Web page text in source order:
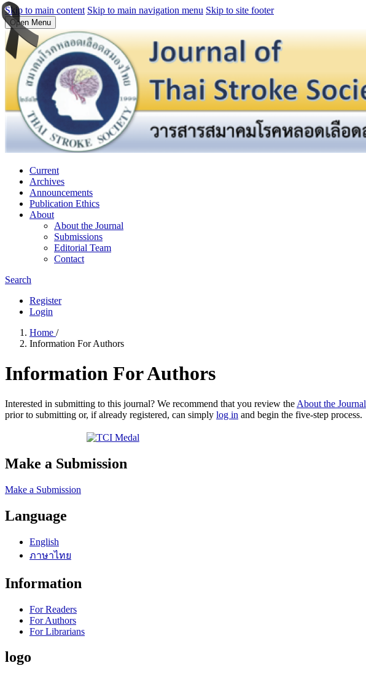
Skip to main content Skip to main navigation menu Skip to site footer
Open Menu
Current
Archives
Announcements
Publication Ethics
About
About the Journal
Submissions
Editorial Team
Contact
Search
Register
Login
Home /
Information For Authors
Information For Authors
Interested in submitting to this journal? We recommend that you review the About the Journal
prior to submitting or, if already registered, can simply log in and begin the five-step process.
Make a Submission
Make a Submission
Language
English
ภาษาไทย
Information
For Readers
For Authors
For Librarians
logo